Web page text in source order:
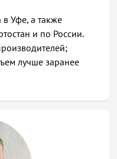
Уфе, а также
и по России.
лучше заранее